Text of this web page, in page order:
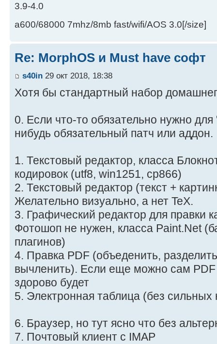
3.9-4.0
a600/68000 7mhz/8mb fast/wifi/AOS 3.0[/size]
Re: MorphOS и Must have софт
s40in 29 окт 2018, 18:38
Хотя бы стандартный набор
0. Если что-то обязательно нужно
нибудь обязательный патч или аддон.
1. Текстовый редактор, класса
кодировок (utf8, win1251, cp866)
2. Текстовый редактор (текст +
Желательно визуально, а нет TeX.
3. Графический редактор для правки
Фотошоп не нужен, класса Paint.Net
плагинов)
4. Правка PDF (объеденить,
вычленить). Если еще можно сам PDF
здорово будет
5. Электронная таблица (без сильных
6. Браузер, но тут ясно что без
7. Почтовый клиент с IMAP